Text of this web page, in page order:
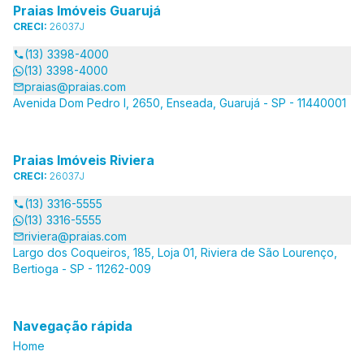
Praias Imóveis Guarujá
CRECI: 26037J
(13) 3398-4000
(13) 3398-4000
praias@praias.com
Avenida Dom Pedro I, 2650, Enseada, Guarujá - SP - 11440001
Praias Imóveis Riviera
CRECI: 26037J
(13) 3316-5555
(13) 3316-5555
riviera@praias.com
Largo dos Coqueiros, 185, Loja 01, Riviera de São Lourenço,
Bertioga - SP - 11262-009
Navegação rápida
Home